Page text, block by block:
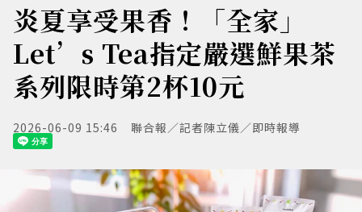
炎夏享受果香！「全家」
Let’s Tea指定嚴選鮮果茶
系列限時第2杯10元
2026-06-09 15:46 聯合報／記者陳立儀／即時報導